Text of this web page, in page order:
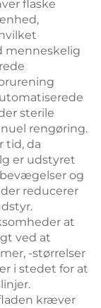
flaske
menneskelig
sterile
rengøring.
tid, da
er udstyret
og
reducerer
at
ved at
-størrelser
i stedet for at
kræver